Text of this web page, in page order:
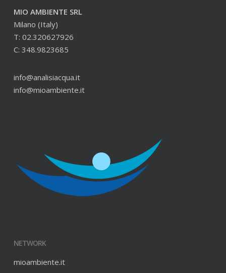
MIO AMBIENTE SRL
Milano (Italy)
T: 02.320627926
C: 348.9823685
info@analisiacqua.it
info@mioambiente.it
NETWORK
mioambiente.it